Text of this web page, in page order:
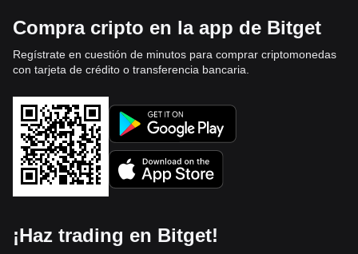
Compra cripto en la app de Bitget
Regístrate en cuestión de minutos para comprar criptomonedas
con tarjeta de crédito o transferencia bancaria.
¡Haz trading en Bitget!